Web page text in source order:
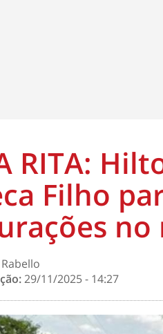
RITA:
Filho
29/11/2025 - 14:27